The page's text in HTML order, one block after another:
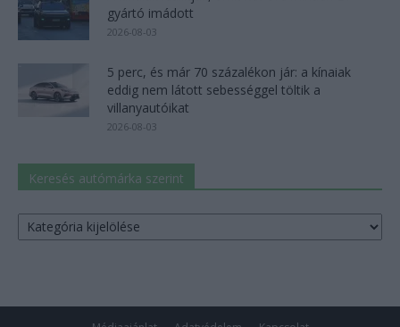
gyártó imádott
2026-08-03
5 perc, és már 70 százalékon jár: a kínaiak
eddig nem látott sebességgel töltik a
villanyautóikat
2026-08-03
Keresés autómárka szerint
Keresés
autómárka